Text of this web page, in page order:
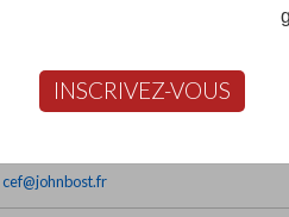
05 53 23 93 05
cef@johnbost.fr
INSCRIVEZ-VOUS